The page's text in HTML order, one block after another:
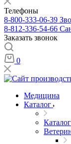
Телефоны
8-800-333-06-39
8-812-336-54-66
Заказать звонок
0
Медицина
Каталог
Каталог